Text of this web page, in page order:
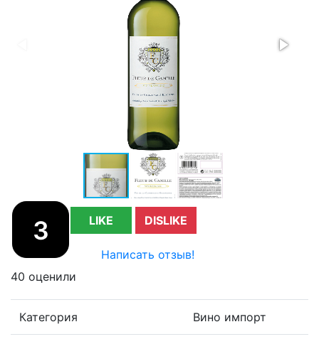
3 LIKE DISLIKE
Написать отзыв!
40 оценили
Категория Вино импорт